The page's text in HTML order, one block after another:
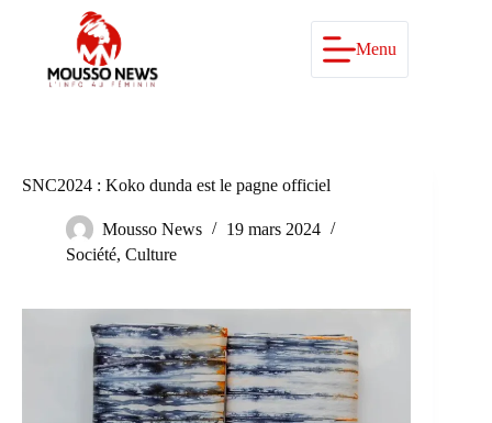
Menu
SNC2024 : Koko dunda est le pagne officiel
Mousso News
19 mars 2024
Société, Culture